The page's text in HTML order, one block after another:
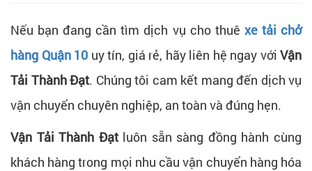
Nếu bạn đang cần tìm dịch vụ cho thuê xe tải chở
hàng Quận 10 uy tín, giá rẻ, hãy liên hệ ngay với Vận
Tải Thành Đạt. Chúng tôi cam kết mang đến dịch vụ
vận chuyển chuyên nghiệp, an toàn và đúng hẹn.
Vận Tải Thành Đạtluôn sẵn sàng đồng hành cùng
khách hàng trong mọi nhu cầu vận chuyển hàng hóa